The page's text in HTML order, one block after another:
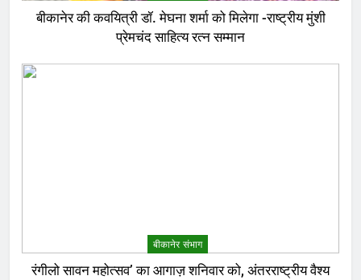
बीकानेर की कवयित्री डॉ. मेघना शर्मा को मिलेगा -राष्ट्रीय मुंशी
प्रेमचंद साहित्य रत्न सम्मान
बीकानेर संभाग
रंगीलो सावन महोत्सव’ का आगाज़ शनिवार को, अंतरराष्ट्रीय वैश्य